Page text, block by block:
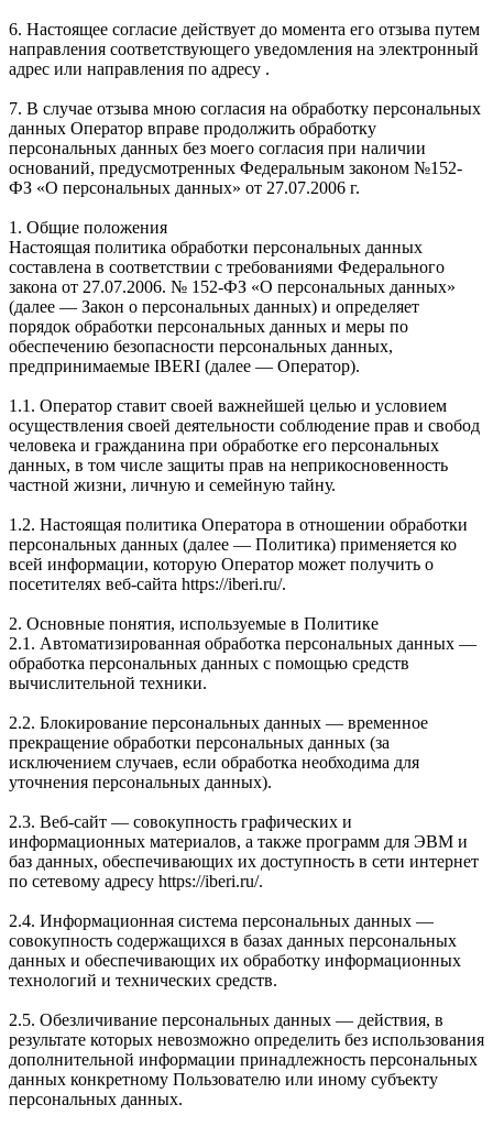
6. Настоящее согласие действует до момента его отзыва путем
направления соответствующего уведомления на электронный
адрес или направления по адресу .
7. В случае отзыва мною согласия на обработку персональных
данных Оператор вправе продолжить обработку
персональных данных без моего согласия при наличии
оснований, предусмотренных Федеральным законом №152-
ФЗ «О персональных данных» от 27.07.2006 г.
1. Общие положения
Настоящая политика обработки персональных данных
составлена в соответствии с требованиями Федерального
закона от 27.07.2006. № 152-ФЗ «О персональных данных»
(далее — Закон о персональных данных) и определяет
порядок обработки персональных данных и меры по
обеспечению безопасности персональных данных,
предпринимаемые IBERI (далее — Оператор).
1.1. Оператор ставит своей важнейшей целью и условием
осуществления своей деятельности соблюдение прав и свобод
человека и гражданина при обработке его персональных
данных, в том числе защиты прав на неприкосновенность
частной жизни, личную и семейную тайну.
1.2. Настоящая политика Оператора в отношении обработки
персональных данных (далее — Политика) применяется ко
всей информации, которую Оператор может получить о
посетителях веб-сайта https://iberi.ru/.
2. Основные понятия, используемые в Политике
2.1. Автоматизированная обработка персональных данных —
обработка персональных данных с помощью средств
вычислительной техники.
2.2. Блокирование персональных данных — временное
прекращение обработки персональных данных (за
исключением случаев, если обработка необходима для
уточнения персональных данных).
2.3. Веб-сайт — совокупность графических и
информационных материалов, а также программ для ЭВМ и
баз данных, обеспечивающих их доступность в сети интернет
по сетевому адресу https://iberi.ru/.
2.4. Информационная система персональных данных —
совокупность содержащихся в базах данных персональных
данных и обеспечивающих их обработку информационных
технологий и технических средств.
2.5. Обезличивание персональных данных — действия, в
результате которых невозможно определить без использования
дополнительной информации принадлежность персональных
данных конкретному Пользователю или иному субъекту
персональных данных.